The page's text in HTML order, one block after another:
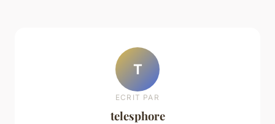
T
ECRIT PAR
telesphore